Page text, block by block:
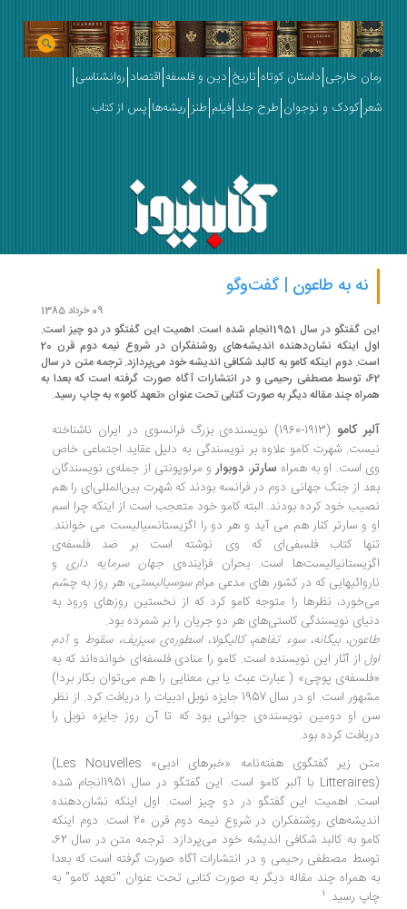
رمان خارجی داستان کوتاه تاریخ دین و فلسفه اقتصاد روانشناسی
کودک و نوجوان طرح جلد فیلم طنز ریشه‌ها پس از کتاب
نه به طاعون | گفت‌وگو
این گفتگو در سال 1951انجام شده است. اهمیت این گفتگو در دو چیز است.
اول اینکه نشان‌دهنده اندیشه‌های روشنفکران در شروع نیمه دوم قرن 20
است. دوم اینکه کامو به کالبد شکافی اندیشه خود می‌پردازد. ترجمه متن در سال
62، توسط مصطفی رحیمی و در انتشارات آگاه صورت گرفته است که بعدا به
همراه چند مقاله دیگر به صورت کتابی تحت عنوان «تعهد کامو» به چاپ رسید.
آلبر کامو
(1913-1960) نویسنده‌ی بزرگ فرانسوی در ایران ناشناخته
نیست. شهرت کامو علاوه بر نویسندگی به دلیل عقاید اجتماعی خاص
وی است. او به همراهسارتر ،دوبوارو مرلوپونتی از جمله‌ی نویسندگان
بعد از جنگ جهانی دوم در فرانسه بودند که شهرت بین‌المللی‌ای را هم
نصیب خود کرده بودند. البته کامو خود متعجب است از اینکه چرا اسم
او و سارتر کنار هم می آید و هر دو را اگزیستانسیالیست میخوانند.
تنها کتاب فلسفی‌ای که وی نوشته است بر ضد فلسفه‌ی
اگزیستانیالیست‌ها است. بحران فزاینده‌یجهان سرمایه داری و
ناروائیهایی که در کشور های مدعی مرام سوسیالیستی، هر روز به چشم
می‌خورد، نظرها را متوجه کامو کرد که از نخستین روزهای ورود به
دنیای نویسندگی کاستی‌های هر دو جریان را بر شمرده بود.
طاعون،بیگانه،سوء تفاهم،کالیگولا،اسطوره‌ی سیزیف،سقوطو آدم
از آثار این نویسنده است. کامو را منادی فلسفه‌ای خوانده‌اند که به
«فلسفه‌ی پوچی» ( عبارت عبث یا بی معنایی را هم می‌توان بکار برد!)
مشهور است. او در سال 1957 جایزه نوبل ادبیات را دریافت کرد. از نظر
سن او دومین نویسنده‌ی جوانی بود که تا آن روز جایزه نوبل را
دریافت کرده بود.
متن زیر گفتگویهفته‌نامه «خبرهای ادبی»(Les Nouvelles
Litteraires)
با آلبر کامو است. این گفتگو در سال 1951انجام شده
است. اهمیت این گفتگو در دو چیز است. اول اینکه نشان‌دهنده
اندیشه‌های روشنفکران در شروع نیمه دوم قرن 20 است. دوم اینکه
کامو به کالبد شکافی اندیشه خود می‌پردازد. ترجمه متن در سال 62،
توسط مصطفی رحیمی و در انتشارات آگاه صورت گرفته است که بعدا
به همراه چند مقاله دیگر به صورت کتابی تحت عنوان "تعهد کامو" به
چاپ رسید.1